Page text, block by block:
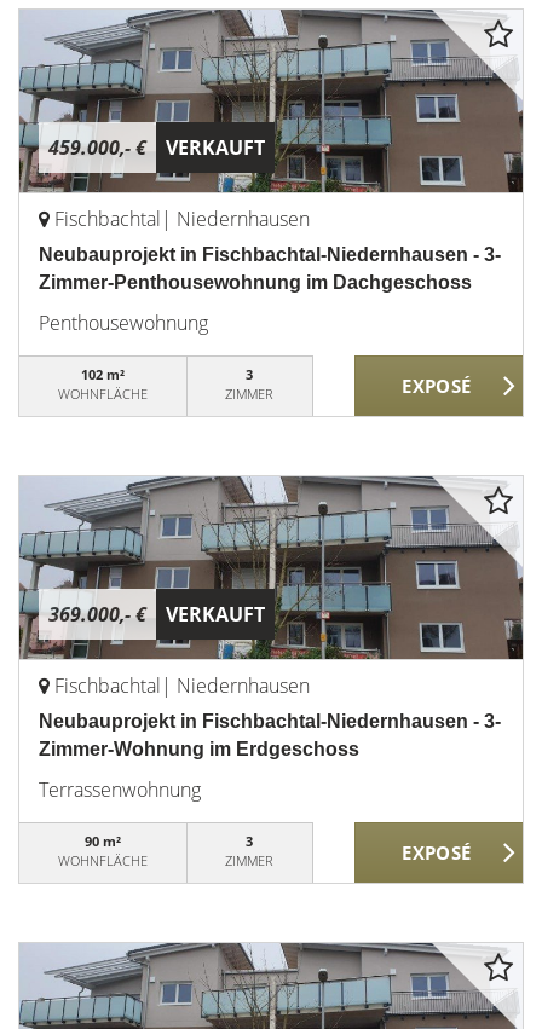
459.000,- € VERKAUFT
Fischbachtal| Niedernhausen
Neubauprojekt in Fischbachtal-Niedernhausen - 3-
Zimmer-Penthousewohnung im Dachgeschoss
Penthousewohnung
102 m²
WOHNFLÄCHE
3
ZIMMER
369.000,- € VERKAUFT
Fischbachtal| Niedernhausen
Neubauprojekt in Fischbachtal-Niedernhausen - 3-
Zimmer-Wohnung im Erdgeschoss
Terrassenwohnung
90 m²
WOHNFLÄCHE
3
ZIMMER